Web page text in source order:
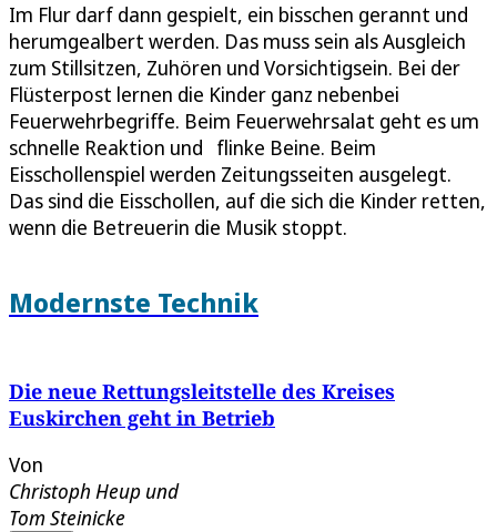
Im Flur darf dann gespielt, ein bisschen gerannt und
herumgealbert werden. Das muss sein als Ausgleich
zum Stillsitzen, Zuhören und Vorsichtigsein. Bei der
Flüsterpost lernen die Kinder ganz nebenbei
Feuerwehrbegriffe. Beim Feuerwehrsalat geht es um
schnelle Reaktion und flinke Beine. Beim
Eisschollenspiel werden Zeitungsseiten ausgelegt.
Das sind die Eisschollen, auf die sich die Kinder retten,
wenn die Betreuerin die Musik stoppt.
Modernste Technik
Die neue Rettungsleitstelle des Kreises
Euskirchen geht in Betrieb
Von
Christoph Heup und
Tom Steinicke